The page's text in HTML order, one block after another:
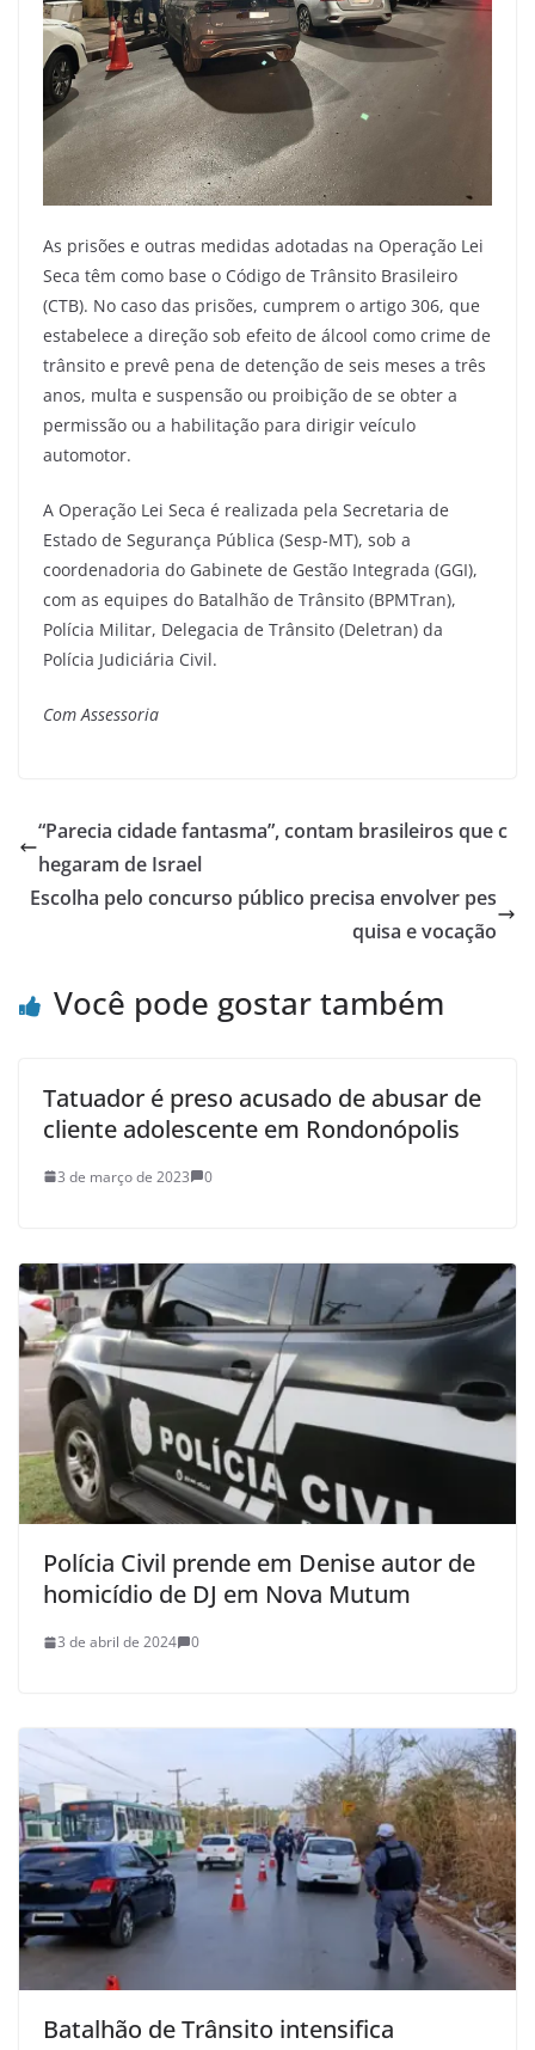
As prisões e outras medidas adotadas na Operação Lei
Seca têm como base o Código de Trânsito Brasileiro
(CTB). No caso das prisões, cumprem o artigo 306, que
estabelece a direção sob efeito de álcool como crime de
trânsito e prevê pena de detenção de seis meses a três
anos, multa e suspensão ou proibição de se obter a
permissão ou a habilitação para dirigir veículo
automotor.
A Operação Lei Seca é realizada pela Secretaria de
Estado de Segurança Pública (Sesp-MT), sob a
coordenadoria do Gabinete de Gestão Integrada (GGI),
com as equipes do Batalhão de Trânsito (BPMTran),
Polícia Militar, Delegacia de Trânsito (Deletran) da
Polícia Judiciária Civil.
Com Assessoria
“Parecia cidade fantasma”, contam brasileiros que c
hegaram de Israel
Escolha pelo concurso público precisa envolver pes
quisa e vocação
Você pode gostar também
Tatuador é preso acusado de abusar de
cliente adolescente em Rondonópolis
3 de março de 2023 0
Polícia Civil prende em Denise autor de
homicídio de DJ em Nova Mutum
3 de abril de 2024 0
Batalhão de Trânsito intensifica